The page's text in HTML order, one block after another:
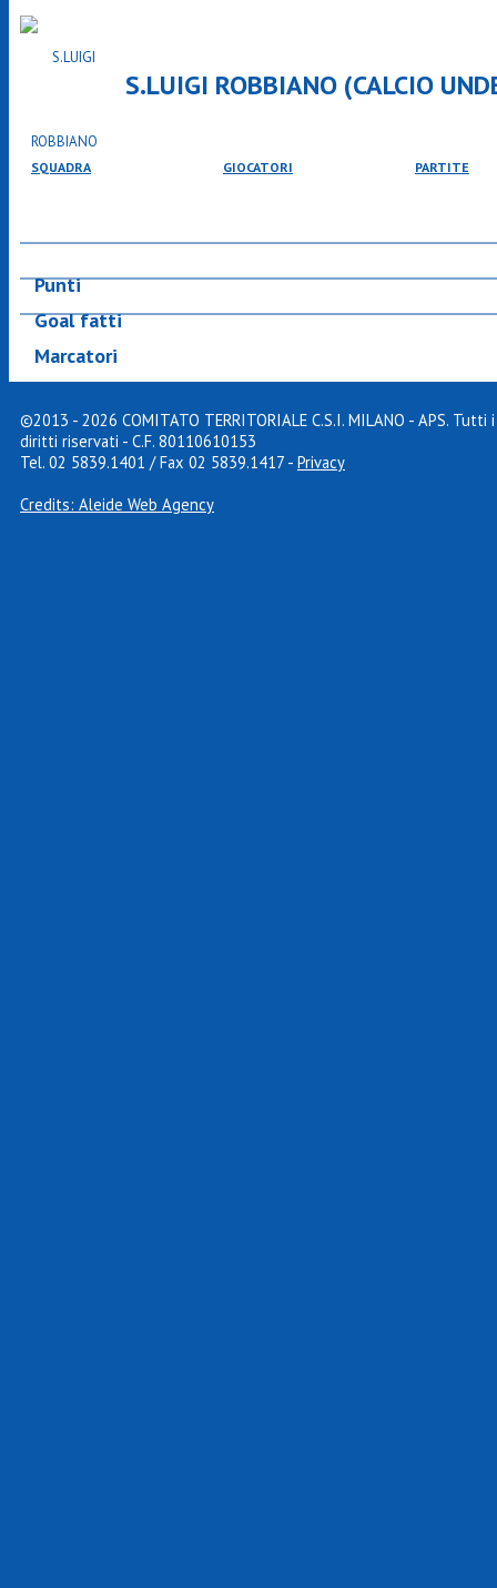
S.LUIGI ROBBIANO (CALCIO
SQUADRA GIOCATORI PARTITE
Punti
Goal fatti
Marcatori
©2013 - 2026 COMITATO TERRITORIALE C.S.I. MILANO - APS. Tutti i
diritti riservati - C.F. 80110610153
Tel. 02 5839.1401 / Fax 02 5839.1417 - Privacy
Credits: Aleide Web Agency